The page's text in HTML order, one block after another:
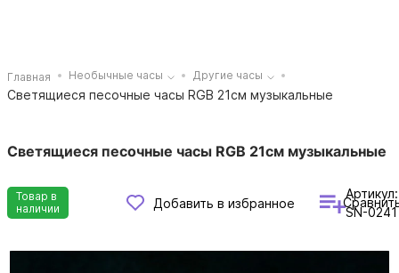
Главная Необычные часы Другие часы
Светящиеся песочные часы RGB 21см музыкальные
Светящиеся песочные часы RGB 21см музыкальные
Товар в
наличии
Добавить в избранное
Артикул:
SN-0241